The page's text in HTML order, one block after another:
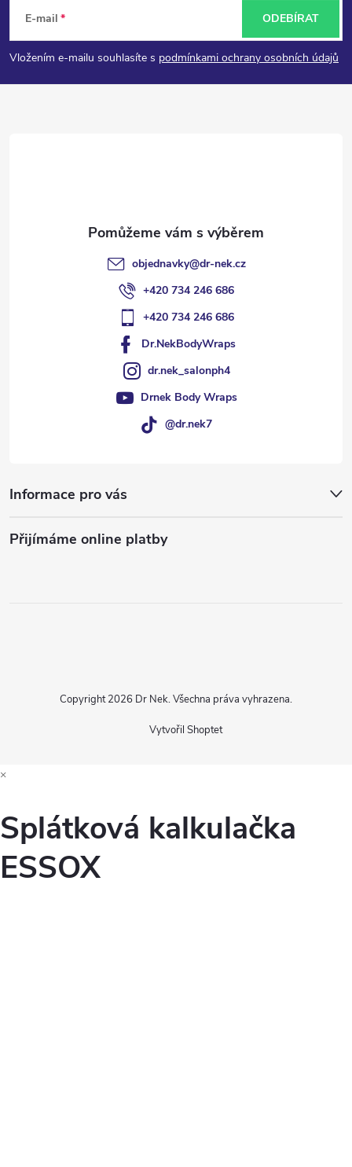
p
a
E-mail
Vložením e-mailu souhlasíte s podmínkami ochrany osobních údajů
ODEBÍRAT
objednavky@dr-nek.cz
+420 734 246 686
+420 734 246 686
Dr.NekBodyWraps
dr.nek_salonph4
Drnek Body Wraps
@dr.nek7
Informace pro vás
Přijímáme online platby
Vytvořil Shoptet
Copyright 2026 Dr Nek. Všechna práva vyhrazena.
×
Splátková kalkulačka
ESSOX